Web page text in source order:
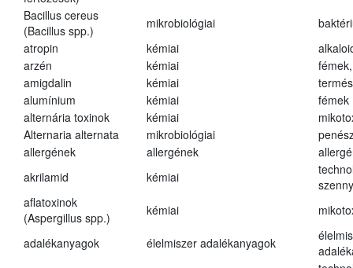
Bacillus cereus
(Bacillus spp.)
mikrobiológiai
atropin
kémiai
arzén
kémiai
amigdalin
kémiai
alumínium
kémiai
fémek
alternária toxinok
kémiai
Alternaria alternata
mikrobiológiai
allergének
allergének
akrilamid
kémiai
aflatoxinok
(Aspergillus spp.)
kémiai
adalékanyagok élelmiszer adalékanyagok